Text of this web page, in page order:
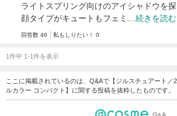
ライトスプリング向けのアイシャドウを
顔タイプがキュートもフェミ… 続きを読む
回答数 46 私もしりたい！ 0
1件中 1-1件を表示
ここに掲載されているのは、Q&Aで【ジルスチュアート／
ルカラー コンパクト】に関する投稿を抜粋したものです。